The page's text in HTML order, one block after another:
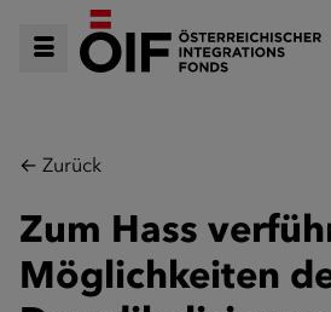
← Zurück
Zum Hass
Möglichkeiten